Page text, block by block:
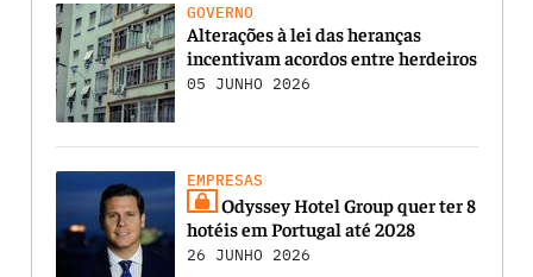
GOVERNO
Alterações à lei das heranças
incentivam acordos entre herdeiros
05 JUNHO 2026
EMPRESAS
Odyssey Hotel Group quer ter 8
hotéis em Portugal até 2028
26 JUNHO 2026